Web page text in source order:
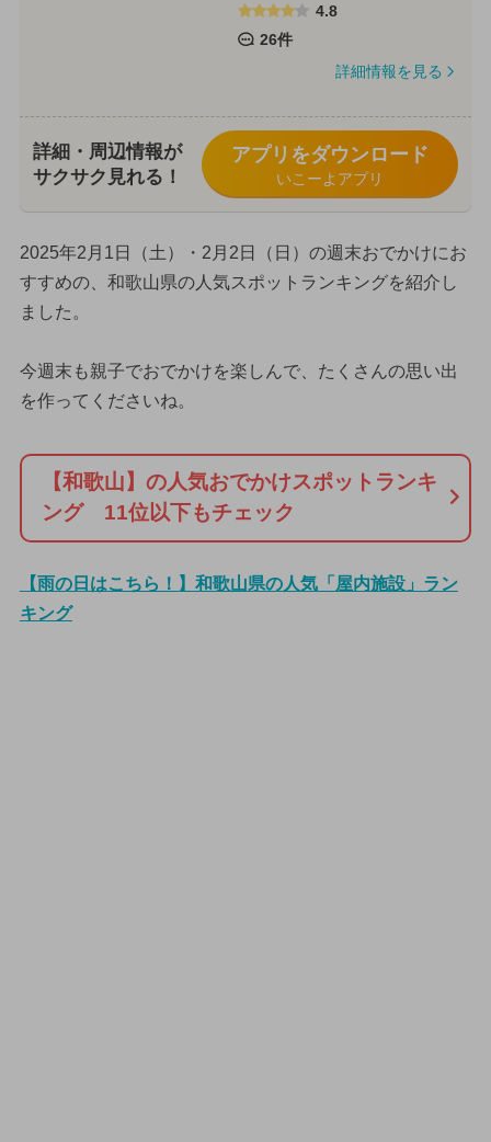
4.8
26件
詳細情報を見る
詳細・周辺情報が
サクサク見れる！
アプリをダウンロード
いこーよアプリ
2025年2月1日（土）・2月2日（日）の週末おでかけにお
すすめの、和歌山県の人気スポットランキングを紹介し
ました。
今週末も親子でおでかけを楽しんで、たくさんの思い出
を作ってくださいね。
【和歌山】の人気おでかけスポットランキ
ング 11位以下もチェック
【雨の日はこちら！】和歌山県の人気「屋内施設」ラン
キング